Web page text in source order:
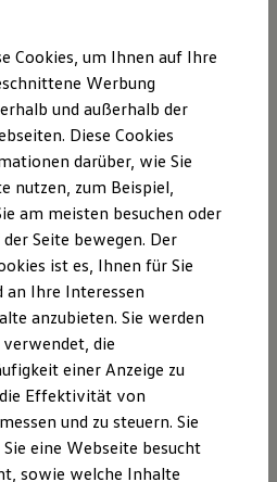
finden
6
Versionen und Updates
zu Ihrem ID.
R Experience
Borusiak
Minrath GmbH & Co. KG
Text, Bilder, Grafiken, Sound,
unterliegen dem Schutz des
Schutzgesetze.
darf nicht zu
kopiert, verbreitet oder
werden. Irrtümer und
Wir haben auf unseren
Cookies, um Ihnen auf Ihre
Werbung
und außerhalb der
Diese Cookies
darüber, wie Sie
nutzen, zum Beispiel,
am meisten besuchen oder
Seite bewegen. Der
ist es, Ihnen für Sie
an Ihre Interessen
anzubieten. Sie werden
die
einer Anzeige zu
Effektivität von
und zu steuern. Sie
eine Webseite besucht
sowie welche Inhalte